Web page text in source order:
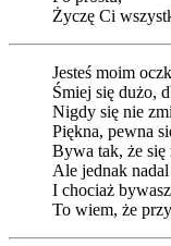
Życzę Ci
Jesteś moim
Śmiej się dużo,
Nigdy się nie
Piękna, pewna
Bywa tak, że się
Ale jednak
I chociaż
To wiem, że